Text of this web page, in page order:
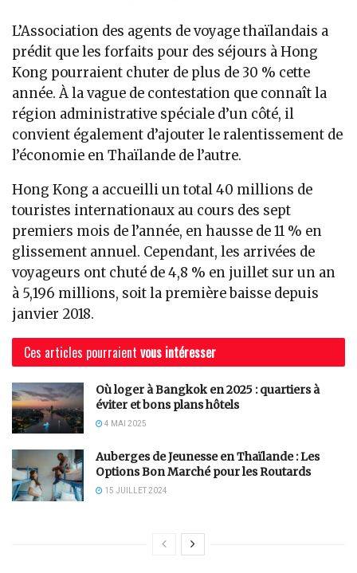
L’Association des agents de voyage thaïlandais a
prédit que les forfaits pour des séjours à Hong
Kong pourraient chuter de plus de 30 % cette
année. À la vague de contestation que connaît la
région administrative spéciale d’un côté, il
convient également d’ajouter le ralentissement de
l’économie en Thaïlande de l’autre.
Hong Kong a accueilli un total 40 millions de
touristes internationaux au cours des sept
premiers mois de l’année, en hausse de 11 % en
glissement annuel. Cependant, les arrivées de
voyageurs ont chuté de 4,8 % en juillet sur un an
à 5,196 millions, soit la première baisse depuis
janvier 2018.
Ces articles pourraient vous intéresser
Où loger à Bangkok en 2025 : quartiers à
éviter et bons plans hôtels
4 MAI 2025
Auberges de Jeunesse en Thaïlande : Les
Options Bon Marché pour les Routards
15 JUILLET 2024